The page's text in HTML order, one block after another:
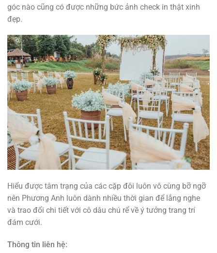
góc nào cũng có được những bức ảnh check in thật xinh
đẹp.
Hiểu được tâm trạng của các cặp đôi luôn vô cùng bỡ ngỡ
nên Phương Anh luôn dành nhiều thời gian để lắng nghe
và trao đổi chi tiết với cô dâu chú rể về ý tưởng trang trí
đám cưới.
Thông tin liên hệ: